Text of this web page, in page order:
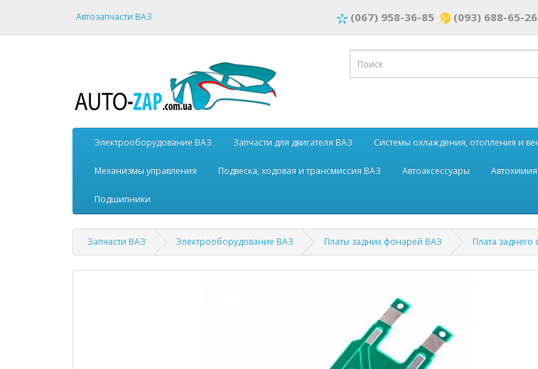
Автозапчасти ВАЗ (067) 958-36-85 (093) 688-65-26
Электрооборудование ВАЗ Запчасти для двигателя ВАЗ Системы охлаждения, отопления и
Механизмы управления Подвеска, ходовая и трансмиссия ВАЗ Автоаксессуары Автохимия
Подшипники
Запчасти ВАЗ Электрооборудование ВАЗ Платы задних фонарей ВАЗ Плата